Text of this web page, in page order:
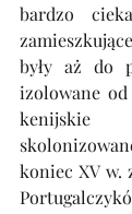
bardzo
były aż do
izolowane
koniec XV w.